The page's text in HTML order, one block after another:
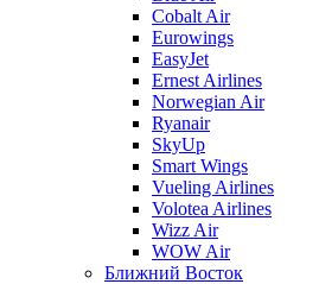
Cobalt Air
Eurowings
EasyJet
Ernest Airlines
Norwegian Air
Ryanair
SkyUp
Smart Wings
Vueling Airlines
Volotea Airlines
Wizz Air
WOW Air
Ближний Восток